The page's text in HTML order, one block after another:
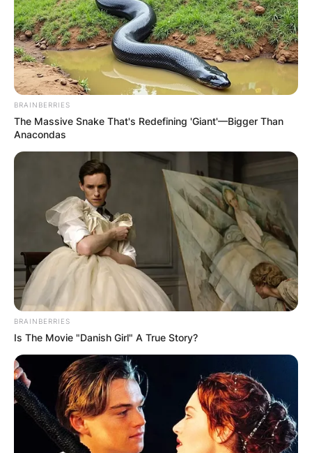
дворот и околните работи на нашата
сакана црква. Овој потфат не само што има
за цел да им вдахне нов живот во неговите
антички камења, туку и да го зголеми
неговото историско значење за селото
Љуботен и пошироко.
Затоа упатуваме молба и апел до секој
поединец и верник! Вашата поддршка, во
каква и да е форма е непроценлива за ова
место. Без разлика дали преку срдечна
донација или со ширење на свеста за оваа
кауза, вие станувате составен дел од ова
патување за зачувување на нашата
заедничка историја.
BRAINBERRIES
The Massive Snake That's Redefining 'Giant'—Bigger Than
Anacondas
BRAINBERRIES
Is The Movie "Danish Girl" A True Story?